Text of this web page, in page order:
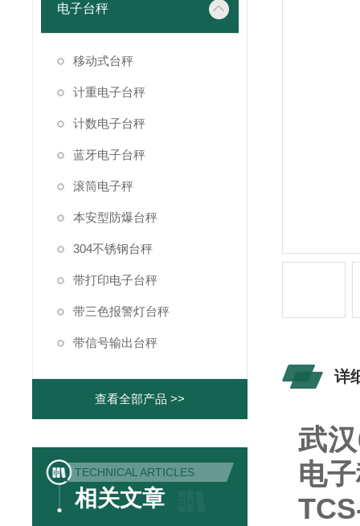
电子台秤
移动式台秤
计重电子台秤
计数电子台秤
蓝牙电子台秤
滚筒电子秤
本安型防爆台秤
304不锈钢台秤
带打印电子台秤
带三色报警灯台秤
带信号输出台秤
查看全部产品 >>
TECHNICAL ARTICLES
相关文章
详
武
电